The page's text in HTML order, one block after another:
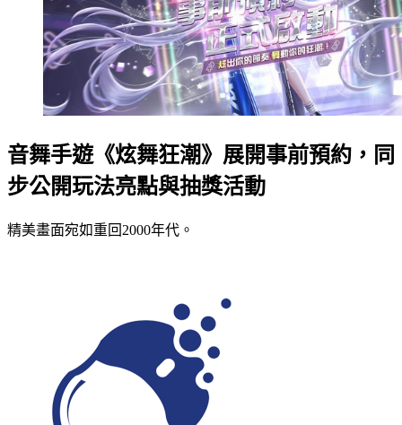
音舞手遊《炫舞狂潮》展開事前預約，同
步公開玩法亮點與抽獎活動
精美畫面宛如重回2000年代。